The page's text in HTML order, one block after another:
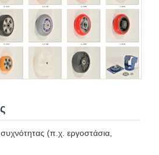
(π.χ. εργοστάσια,